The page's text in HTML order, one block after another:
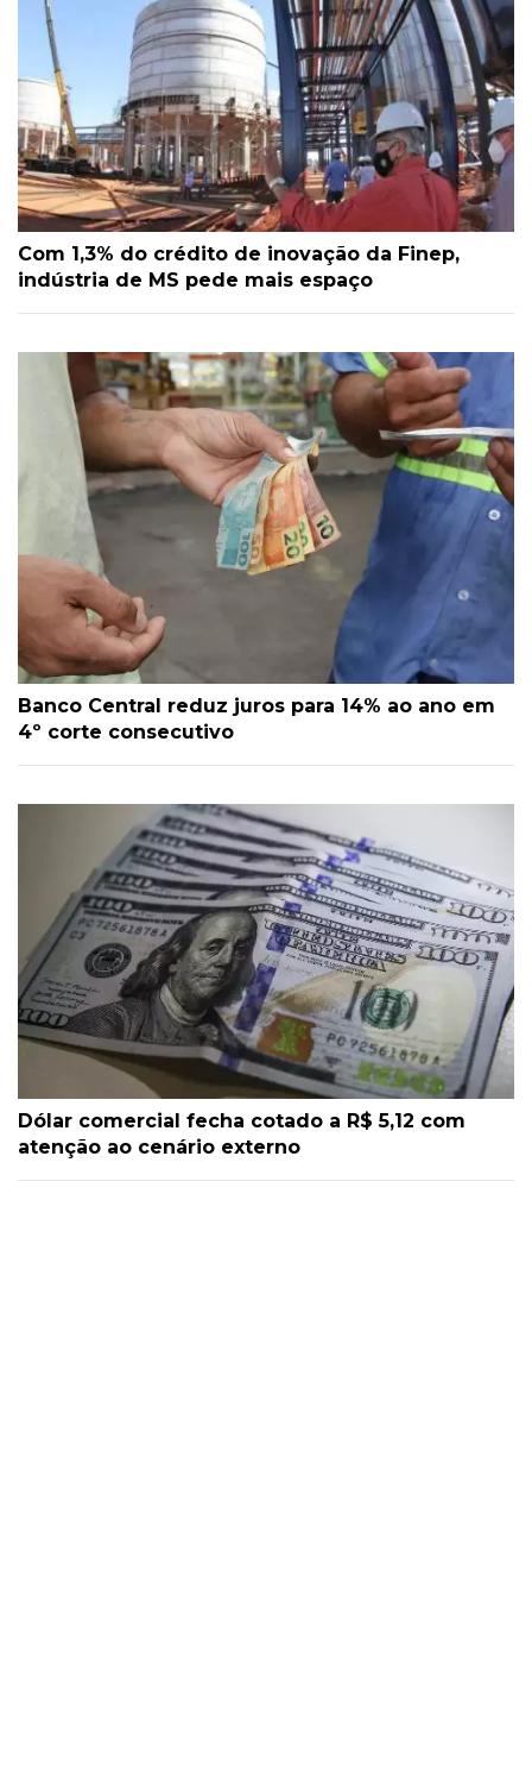
Com 1,3% do crédito de inovação da Finep,
indústria de MS pede mais espaço
Banco Central reduz juros para 14% ao ano em
4º corte consecutivo
Dólar comercial fecha cotado a R$ 5,12 com
atenção ao cenário externo